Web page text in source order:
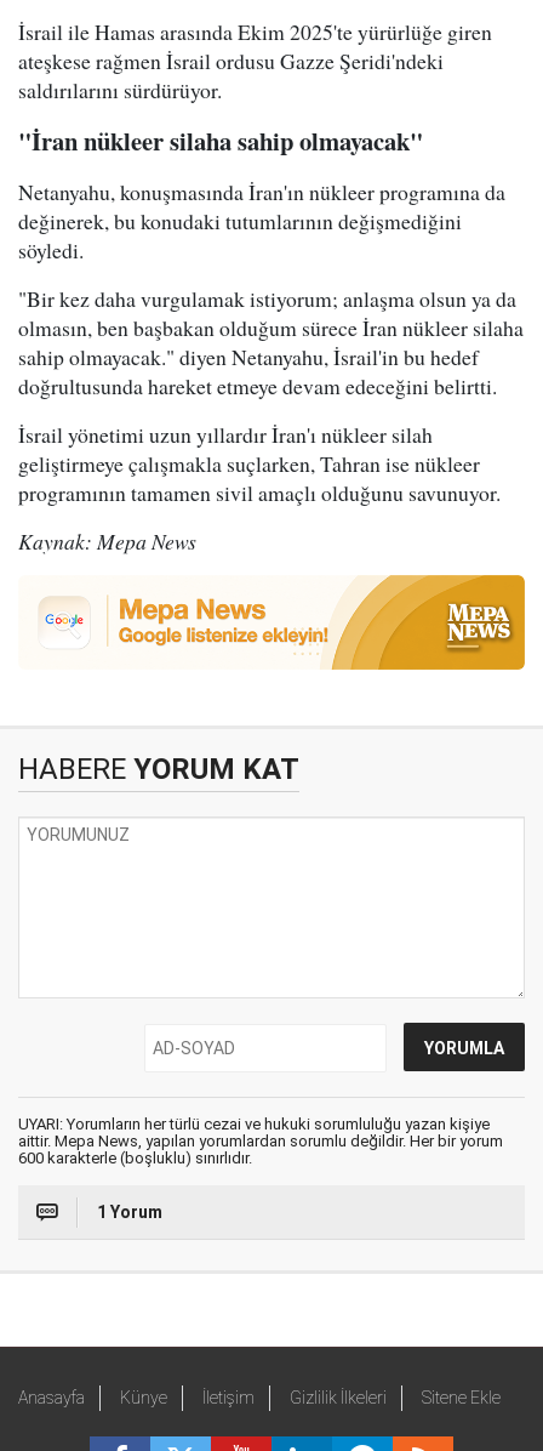
İsrail ile Hamas arasında Ekim 2025'te yürürlüğe giren
ateşkese rağmen İsrail ordusu Gazze Şeridi'ndeki
saldırılarını sürdürüyor.
"İran nükleer silaha sahip olmayacak"
Netanyahu, konuşmasında İran'ın nükleer programına da
değinerek, bu konudaki tutumlarının değişmediğini
söyledi.
"Bir kez daha vurgulamak istiyorum; anlaşma olsun ya da
olmasın, ben başbakan olduğum sürece İran nükleer silaha
sahip olmayacak." diyen Netanyahu, İsrail'in bu hedef
doğrultusunda hareket etmeye devam edeceğini belirtti.
İsrail yönetimi uzun yıllardır İran'ı nükleer silah
geliştirmeye çalışmakla suçlarken, Tahran ise nükleer
programının tamamen sivil amaçlı olduğunu savunuyor.
Kaynak: Mepa News
HABERE YORUM KAT
UYARI: Yorumların her türlü cezai ve hukuki sorumluluğu yazan kişiye
aittir. Mepa News, yapılan yorumlardan sorumlu değildir. Her bir yorum
600 karakterle (boşluklu) sınırlıdır.
1 Yorum
Anasayfa Künye İletişim Gizlilik İlkeleri Sitene Ekle